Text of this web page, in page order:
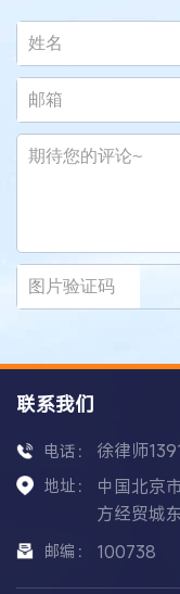
联系我们
电话： 徐律师
地址：
中国北京
方经贸城
邮编： 100738